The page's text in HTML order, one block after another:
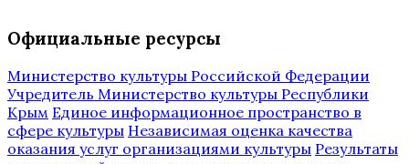
Официальные ресурсы
Министерство культуры Российской Федерации
Учредитель Министерство культуры Республики
Крым Единое информационное пространство в
сфере культуры Независимая оценка качества
оказания услуг организациями культуры Результаты